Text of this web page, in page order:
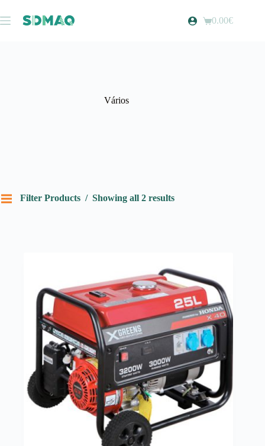
para
o
Carrinho
0.00€
Vários
Filter Products Showing all 2 results